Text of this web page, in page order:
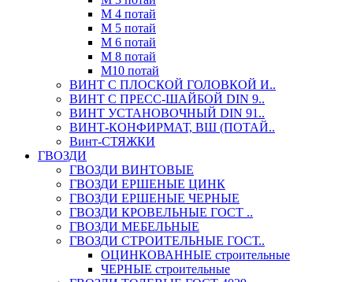
М 4 потай
М 5 потай
М 6 потай
М 8 потай
М10 потай
ВИНТ С ПЛОСКОЙ ГОЛОВКОЙ И..
ВИНТ С ПРЕСС-ШАЙБОЙ DIN 9..
ВИНТ УСТАНОВОЧНЫЙ DIN 91..
ВИНТ-КОНФИРМАТ, ВШ (ПОТАЙ..
Винт-СТЯЖКИ
ГВОЗДИ
ГВОЗДИ ВИНТОВЫЕ
ГВОЗДИ ЕРШЕНЫЕ ЦИНК
ГВОЗДИ ЕРШЕНЫЕ ЧЕРНЫЕ
ГВОЗДИ КРОВЕЛЬНЫЕ ГОСТ ..
ГВОЗДИ МЕБЕЛЬНЫЕ
ГВОЗДИ СТРОИТЕЛЬНЫЕ ГОСТ..
ОЦИНКОВАННЫЕ строительные
ЧЕРНЫЕ строительные